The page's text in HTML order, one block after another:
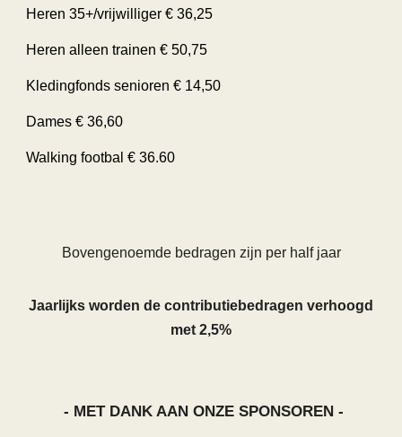
Heren 35+/vrijwilliger € 36,25
Heren alleen trainen € 50,75
Kledingfonds senioren € 14,50
Dames € 36,60
Walking footbal € 36.60
Bovengenoemdebedragen zijn per half jaar
Jaarlijks worden de contributiebedragen verhoogd
met 2,5%
- MET DANK AAN ONZE SPONSOREN -